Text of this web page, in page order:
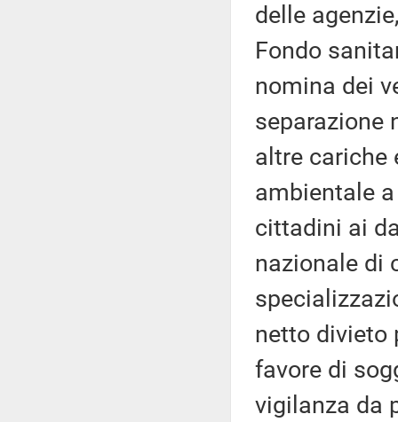
delle
Fondo
nomina dei
separazione
altre cariche
ambientale
cittadini ai
nazionale di
netto divieto
favore di
vigilanza da